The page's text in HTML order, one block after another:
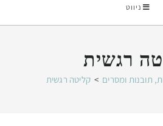
ניווט
רגשית
תובנות ומסרים > קליטה רגשית